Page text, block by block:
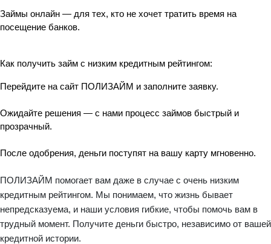
Займы онлайн — для тех, кто не хочет тратить время на
посещение банков.
Как получить займ с низким кредитным рейтингом:
Перейдите на сайт ПОЛИЗАЙМ и заполните заявку.
Ожидайте решения — с нами процесс займов быстрый и
прозрачный.
После одобрения, деньги поступят на вашу карту мгновенно.
ПОЛИЗАЙМ помогает вам даже в случае с очень низким
кредитным рейтингом. Мы понимаем, что жизнь бывает
непредсказуема, и наши условия гибкие, чтобы помочь вам в
трудный момент. Получите деньги быстро, независимо от вашей
кредитной истории.